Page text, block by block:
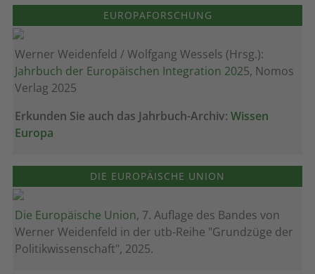
EUROPAFORSCHUNG
Werner Weidenfeld / Wolfgang Wessels (Hrsg.):
Jahrbuch der Europäischen Integration 2025, Nomos
Verlag 2025
Erkunden Sie auch das Jahrbuch-Archiv: Wissen
Europa
DIE EUROPÄISCHE UNION
Die Europäische Union, 7. Auflage des Bandes von
Werner Weidenfeld in der utb-Reihe "Grundzüge der
Politikwissenschaft", 2025.